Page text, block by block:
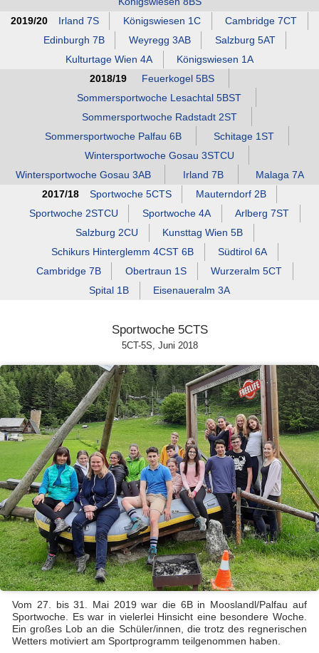
2019/20
Irland 7S Königswiesen 1C
Cambridge 7CT
Edinburgh 7B
Weyregg 3AB
Salzburg 5AT
Kulturtage Wien 4A
Königswiesen 1A
2018/19
Feuerkogel 5BS
Sommersportwoche Lesachtal 5BST
Sommersportwoche Radstadt 2ST
Sommersportwoche Palfau 6B
Schitage 1ST
Wintersportwoche Gosau 3STCU
Wintersportwoche Gosau 3AB
Irland 7B
Malaga 7A
2017/18
Sportwoche 5CTS
Mauterndorf 2B
Sportwoche 2STCU
Sportwoche 4A
Arlberg 7ST
Salzburg 2CU
Kunsttag Wien 5B
Schikurs Hinterglemm 4CST 6B
Südtirol 6A
Cambridge 7B
Obertraun 1S
Wurzeralm 5CT
Spital 1B
Eisenaueralm 3A
Sportwoche 5CTS
5CT-5S, Juni 2018
Vom 27. bis 31. Mai 2019 war die 6B in Mooslandl/Palfau auf
Sportwoche. Es war in vielerlei Hinsicht eine besondere Woche.
Ein großes Lob an die Schüler/innen, die trotz des regnerischen
Wetters motiviert am Sportprogramm teilgenommen haben.